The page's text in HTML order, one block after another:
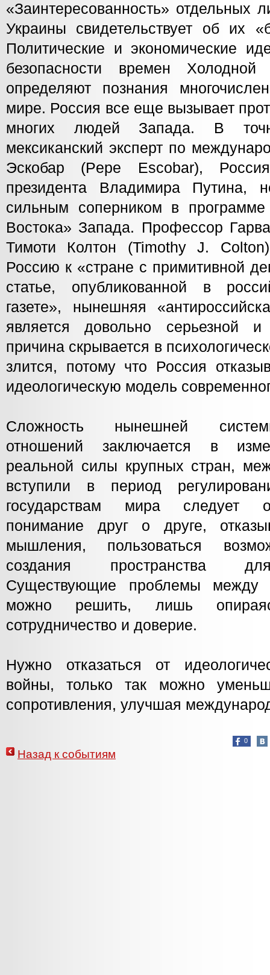
«Заинтересованность» отдельных
Украины свидетельствует об их
Политические и экономические
безопасности времен
определяют познания
мире. Россия все еще вызывает
многих людей Запада. В
мексиканский эксперт по
Эскобар (Pepe Escobar),
президента Владимира Путина,
сильным соперником в
Востока» Запада. Профессор
Тимоти Колтон (Timothy J.
Россию к «стране с примитивной
статье, опубликованной в
газете», нынешняя
является довольно серьезной и
причина скрывается в
злится, потому что Россия
идеологическую модель
Сложность нынешней
отношений заключается в
реальной силы крупных стран,
вступили в период
государствам мира следует
понимание друг о друге,
мышления, пользоваться
создания пространства
Существующие проблемы между
можно решить, лишь
сотрудничество и доверие.
Нужно отказаться от
войны, только так можно
сопротивления, улучшая
0
Назад к событиям